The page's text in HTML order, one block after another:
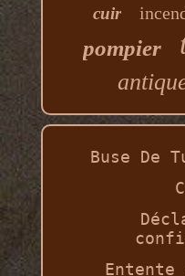
cuir
pompier
Buse De